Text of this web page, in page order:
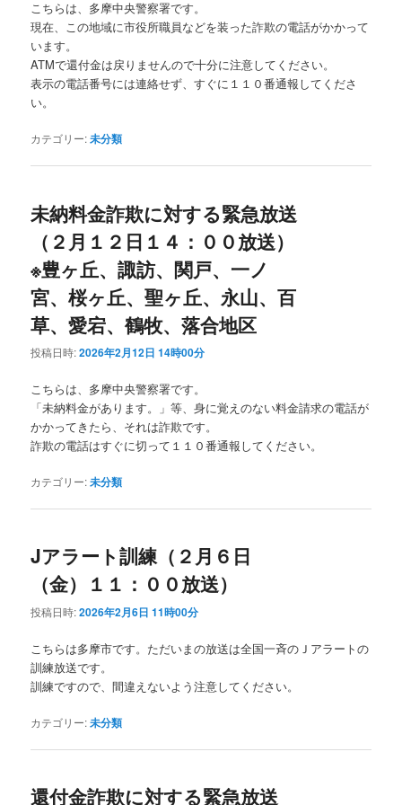
こちらは、多摩中央警察署です。
現在、この地域に市役所職員などを装った詐欺の電話がかかって
います。
ATMで還付金は戻りませんので十分に注意してください。
表示の電話番号には連絡せず、すぐに１１０番通報してくださ
い。
カテゴリー:未分類
未納料金詐欺に対する緊急放送
（２月１２日１４：００放送）
※豊ヶ丘、諏訪、関戸、一ノ
宮、桜ヶ丘、聖ヶ丘、永山、百
草、愛宕、鶴牧、落合地区
投稿日時:2026年2月12日 14時00分
こちらは、多摩中央警察署です。
「未納料金があります。」等、身に覚えのない料金請求の電話が
かかってきたら、それは詐欺です。
詐欺の電話はすぐに切って１１０番通報してください。
カテゴリー:未分類
Jアラート訓練（２月６日
（金）１１：００放送）
投稿日時:2026年2月6日 11時00分
こちらは多摩市です。ただいまの放送は全国一斉のＪアラートの
訓練放送です。
訓練ですので、間違えないよう注意してください。
カテゴリー:未分類
還付金詐欺に対する緊急放送